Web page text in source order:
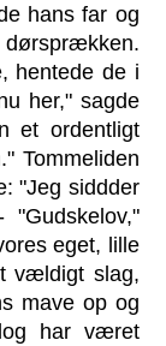
hans far og
hentede de i
her," sagde
et ordentligt
Tommeliden
"Jeg siddder
eget, lille
vældigt slag,
mave op og
har været